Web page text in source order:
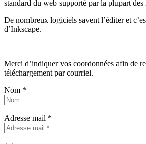
standard du web supporté par la plupart des
De nombreux logiciels savent l’éditer et
d’Inkscape.
Merci d’indiquer vos coordonnées afin de
téléchargement par courriel.
Nom *
Adresse mail *